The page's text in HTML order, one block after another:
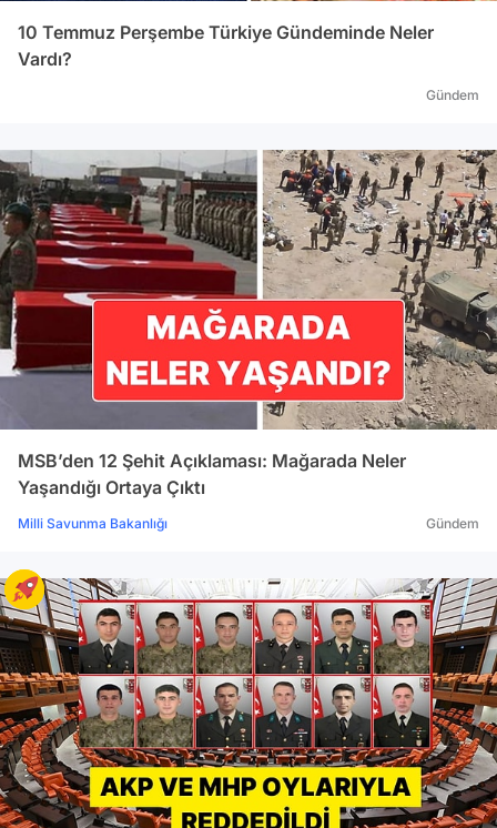
10 Temmuz Perşembe Türkiye Gündeminde Neler
Vardı?
Gündem
MSB’den 12 Şehit Açıklaması: Mağarada Neler
Yaşandığı Ortaya Çıktı
Milli Savunma Bakanlığı Gündem